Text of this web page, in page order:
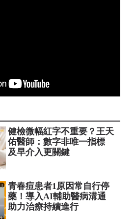
健檢微幅紅字不重要？王天
佑醫師：數字非唯一指標
及早介入更關鍵
青春痘患者1原因常自行停
藥！導入AI輔助醫病溝通
助力治療持續進行